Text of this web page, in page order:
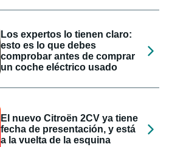
Los expertos lo tienen claro:
esto es lo que debes
comprobar antes de comprar
un coche eléctrico usado
El nuevo Citroën 2CV ya tiene
fecha de presentación, y está
a la vuelta de la esquina